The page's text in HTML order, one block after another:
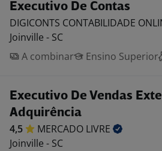
Executivo De Contas
DIGICONTS CONTABILIDADE
Joinville - SC
A combinar
Ensino Superior
Executivo De Vendas
Adquirência
4,5 MERCADO LIVRE
Joinville - SC